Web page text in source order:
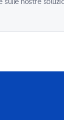
nostre